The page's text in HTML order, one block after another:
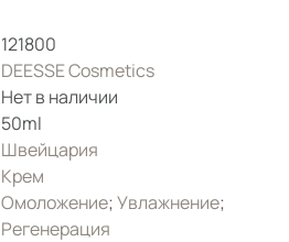
121800
DEESSE Cosmetics
Нет в наличии
50ml
Швейцария
Крем
Омоложение;Увлажнение;
Регенерация